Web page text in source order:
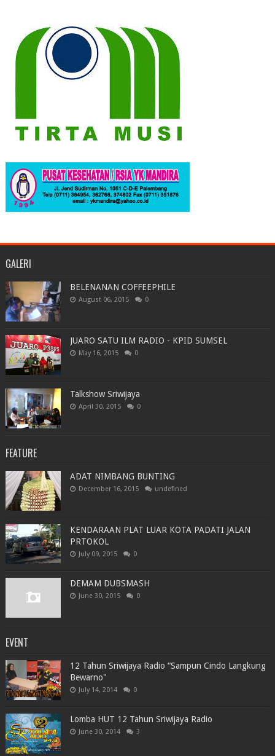
GALERI
BELENANAN COFFEEPHILE
August 06, 2015 0
JUARO SATU ILM RADIO - KPID SUMSEL
May 16, 2015 0
Talkshow Sriwijaya
April 30, 2015 0
FEATURE
ADAT NIMBANG BUNTING
December 16, 2015 undefined
KENDARAAN PLAT LUAR KOTA PADATI JALAN
PRTOKOL
July 09, 2015 0
DEMAM DUBSMASH
June 30, 2015 0
EVENT
12 Tahun Sriwijaya Radio “Sampun Cindo Langkung
Bewarno"
July 14, 2014 0
Lomba HUT 12 Tahun Sriwijaya Radio
June 30, 2014 3